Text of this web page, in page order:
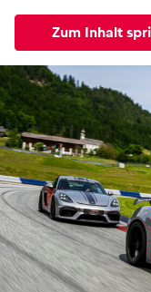
Zum Inhalt
Alle News
News